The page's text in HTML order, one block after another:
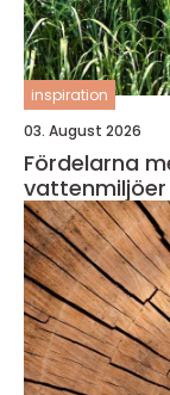
inspiration
03. August 2026
Fördelarna
vattenmiljöer